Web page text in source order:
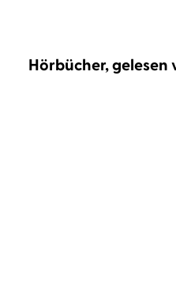
Hörbücher, gelesen